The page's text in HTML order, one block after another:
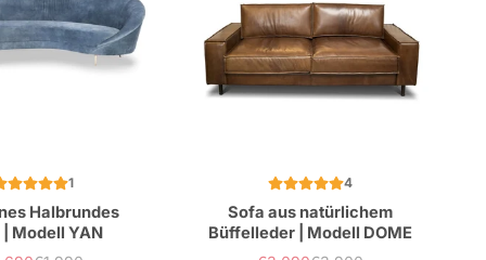
1
Halbrundes
Modell YAN
4
Sofa aus natürlichem
Büffelleder | Modell DOME